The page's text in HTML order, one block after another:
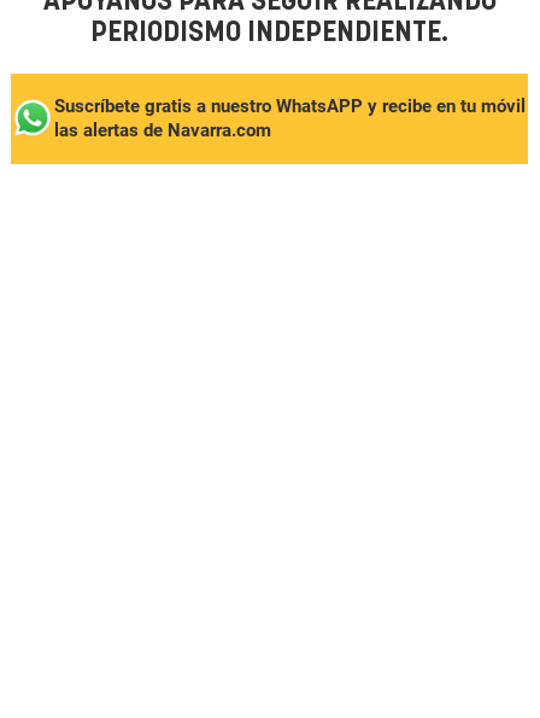
PERIODISMO INDEPENDIENTE.
Suscríbete gratis a nuestro WhatsAPP y recibe en tu móvil
las alertas de Navarra.com